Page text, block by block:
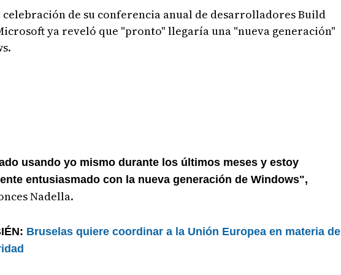
de su conferencia anual de desarrolladores Build
ya reveló que "pronto" llegaría una "nueva generación"
usando yo mismo durante los últimos meses y estoy
entusiasmado con la nueva generación de Windows",
Nadella.
Bruselas quiere coordinar a la Unión Europea en materia de